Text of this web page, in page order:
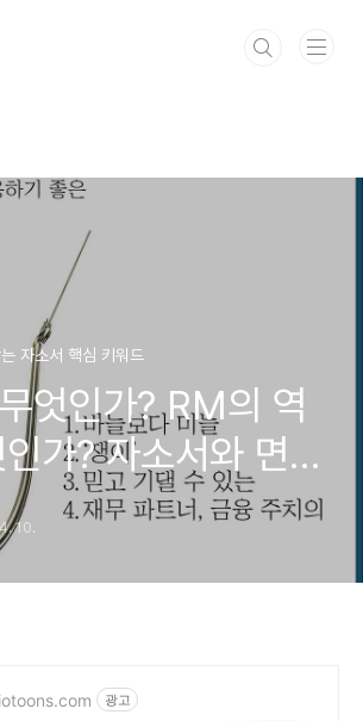
자소서 핵심 키워드
엇인가? RM의 역
가? 자소서와 면접
기 좋은 핵심 키워드
10.
광고